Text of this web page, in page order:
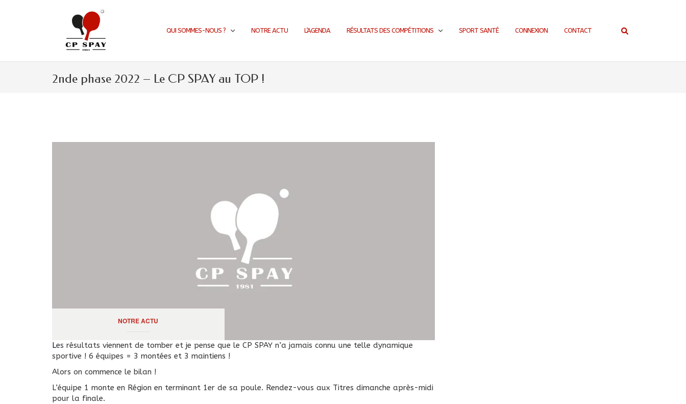
QUI SOMMES-NOUS ? NOTRE ACTU L’AGENDA RÉSULTATS DES COMPÉTITIONS SPORT SANTÉ CONNEXION CONTACT
2nde phase 2022 – Le CP SPAY au TOP !
NOTRE ACTU
Les résultats viennent de tomber et je pense que le CP SPAY n’a jamais connu une telle dynamique
sportive ! 6 équipes = 3 montées et 3 maintiens !
Alors on commence le bilan !
L’équipe 1 monte en Région en terminant 1er de sa poule. Rendez-vous aux Titres dimanche après-midi
pour la finale.